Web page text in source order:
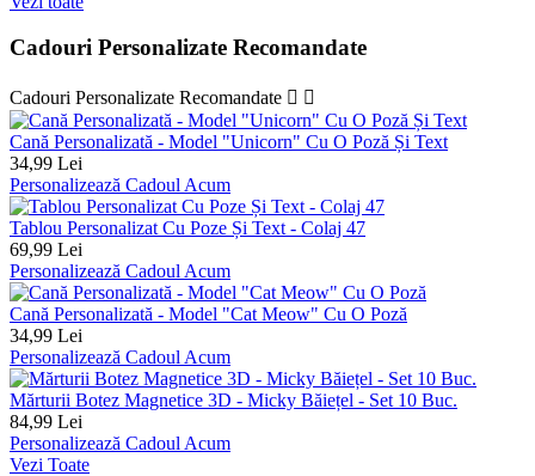
Cadouri Personalizate Recomandate
Cadouri Personalizate Recomandate  
Cană Personalizată - Model "Unicorn" Cu O Poză Și Text
34,99 Lei
Personalizează Cadoul Acum
Tablou Personalizat Cu Poze Și Text - Colaj 47
69,99 Lei
Personalizează Cadoul Acum
Cană Personalizată - Model "Cat Meow" Cu O Poză
34,99 Lei
Personalizează Cadoul Acum
Mărturii Botez Magnetice 3D - Micky Băiețel - Set 10 Buc.
84,99 Lei
Personalizează Cadoul Acum
Vezi Toate